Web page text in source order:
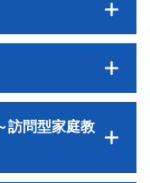
訪問型家庭教